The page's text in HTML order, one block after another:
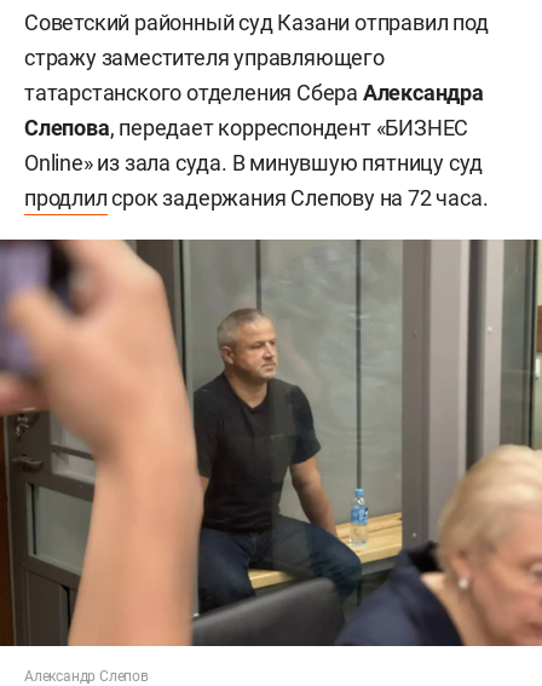
Советский районный суд Казани отправил под
стражу заместителя управляющего
татарстанского отделения Сбера Александра
Слепова, передает корреспондент «БИЗНЕС
Online» из зала суда. В минувшую пятницу суд
продлилсрок задержания Слепову на 72 часа.
Александр Слепов